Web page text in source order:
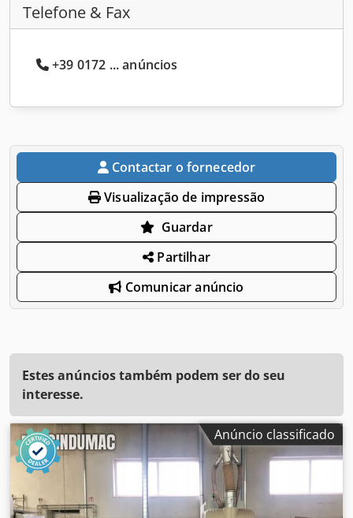
Telefone & Fax
+39 0172 ... anúncios
Contactar o fornecedor
Visualização de impressão
Guardar
Partilhar
Comunicar anúncio
Estes anúncios também podem ser do seu
interesse.
Anúncio classificado